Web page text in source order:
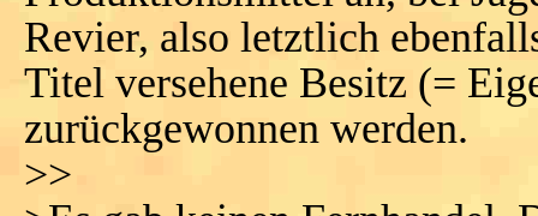
Revier, also letztlich
Titel versehene Besitz (=
zurückgewonnen werden.
>>